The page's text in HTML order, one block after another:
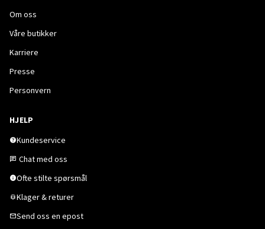
Om oss
Våre butikker
Karriere
Presse
Personvern
HJELP
Kundeservice
Chat med oss
Ofte stilte spørsmål
Klager & returer
Send oss en epost